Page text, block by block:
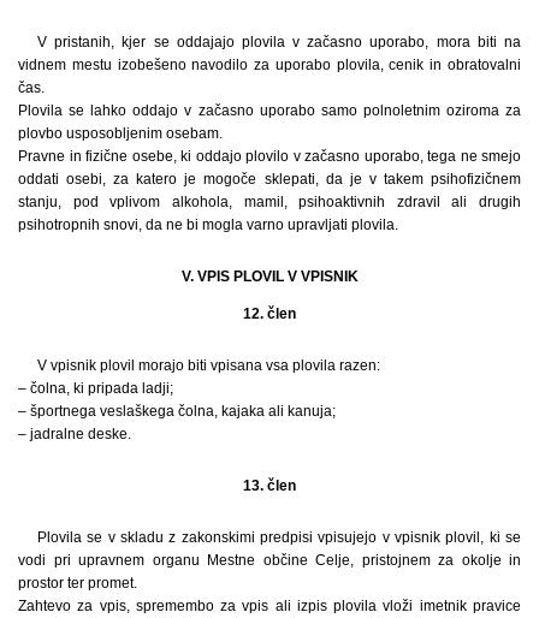
V pristanih, kjer se oddajajo plovila v začasno uporabo, mora biti na
vidnem mestu izobešeno navodilo za uporabo plovila, cenik in obratovalni
čas.
Plovila se lahko oddajo v začasno uporabo samo polnoletnim oziroma za
plovbo usposobljenim osebam.
Pravne in fizične osebe, ki oddajo plovilo v začasno uporabo, tega ne smejo
oddati osebi, za katero je mogoče sklepati, da je v takem psihofizičnem
stanju, pod vplivom alkohola, mamil, psihoaktivnih zdravil ali drugih
psihotropnih snovi, da ne bi mogla varno upravljati plovila.
V. VPIS PLOVIL V VPISNIK
12. člen
V vpisnik plovil morajo biti vpisana vsa plovila razen:
– čolna, ki pripada ladji;
– športnega veslaškega čolna, kajaka ali kanuja;
– jadralne deske.
13. člen
Plovila se v skladu z zakonskimi predpisi vpisujejo v vpisnik plovil, ki se
vodi pri upravnem organu Mestne občine Celje, pristojnem za okolje in
prostor ter promet.
Zahtevo za vpis, spremembo za vpis ali izpis plovila vloži imetnik pravice